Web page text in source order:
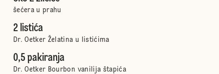
šećera u prahu
2 listića
Dr. Oetker Želatina u listićima
0,5 pakiranja
Dr. Oetker Bourbon vanilija štapića